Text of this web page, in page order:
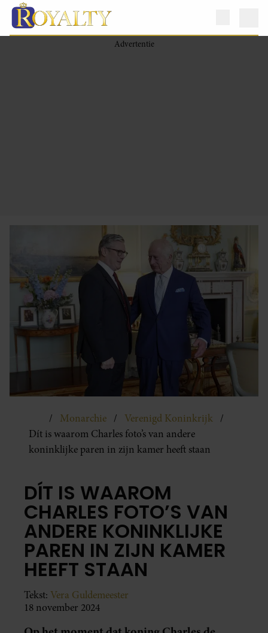
Monarchie
Verenigd Koninkrijk
Dít is waarom Charles foto’s van andere
koninklijke paren in zijn kamer heeft staan
DÍT IS WAAROM
CHARLES FOTO’S VAN
ANDERE KONINKLIJKE
PAREN IN ZIJN KAMER
HEEFT STAAN
Tekst: Vera Guldemeester
18 november 2024